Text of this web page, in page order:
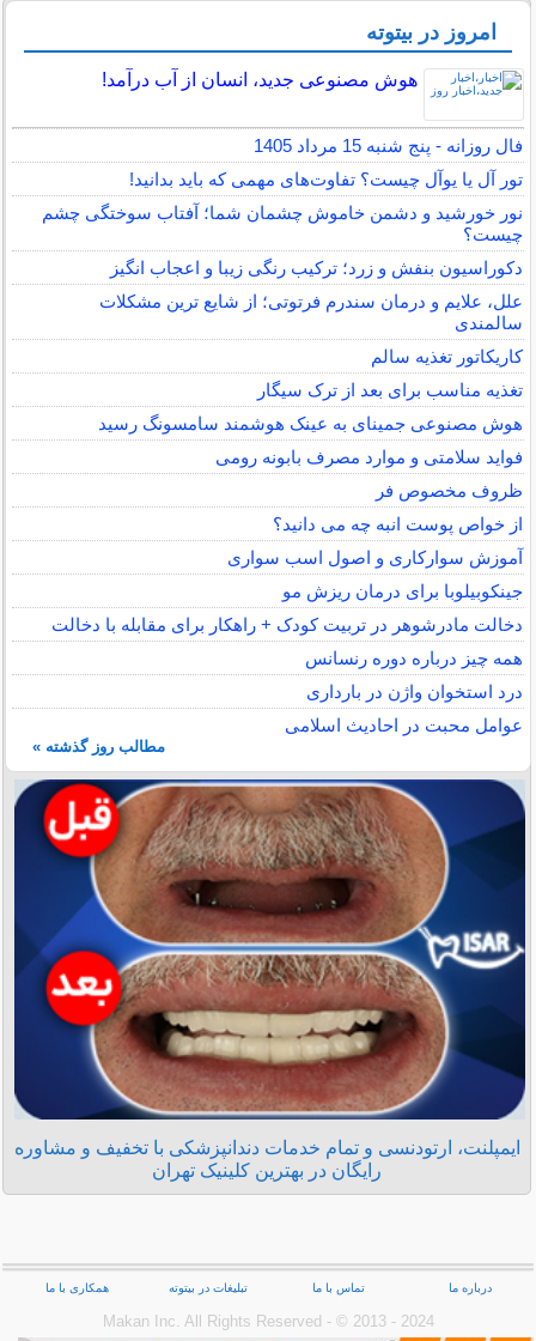
امروز در بیتوته
هوش مصنوعی جدید، انسان از آب درآمد!
فال روزانه - پنج شنبه 15 مرداد 1405
تور آل یا یوآل چیست؟ تفاوت‌های مهمی که باید بدانید!
نور خورشید و دشمن خاموش چشمان شما؛ آفتاب سوختگی چشم
چیست؟
دکوراسیون بنفش و زرد؛ ترکیب رنگی زیبا و اعجاب انگیز
علل، علایم و درمان سندرم فرتوتی؛ از شایع ترین مشکلات
سالمندی
کاریکاتور تغذیه سالم
تغذیه مناسب برای بعد از ترک سیگار
هوش مصنوعی جمینای به عینک هوشمند سامسونگ رسید
فواید سلامتی و موارد مصرف بابونه رومی
ظروف مخصوص فر
از خواص پوست انبه چه می دانید؟
آموزش سوارکاری و اصول اسب سواری
جینکوبیلوبا برای درمان ریزش مو
دخالت مادرشوهر در تربیت کودک + راهکار برای مقابله با دخالت
همه چیز درباره دوره رنسانس
درد استخوان واژن در بارداری
عوامل محبت در احادیث اسلامى
مطالب روز گذشته »
ایمپلنت، ارتودنسی و تمام خدمات دندانپزشکی با تخفیف و مشاوره
رایگان در بهترین کلینیک تهران
درباره ما تماس با ما تبلیغات در بیتوته همکاری با ما
Makan Inc.‎ All Rights Reserved - © 2013 - 2024